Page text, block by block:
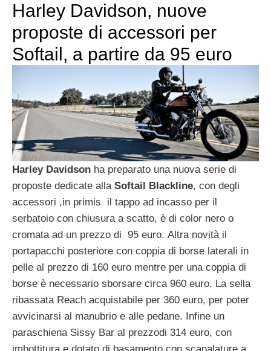
Harley Davidson, nuove
proposte di accessori per
Softail, a partire da 95 euro
Harley Davidson ha preparato una nuova serie di
proposte dedicate alla Softail Blackline, con degli
accessori ,in primis il tappo ad incasso per il
serbatoio con chiusura a scatto, è di color nero o
cromata ad un prezzo di 95 euro. Altra novità il
portapacchi posteriore con coppia di borse laterali in
pelle al prezzo di 160 euro mentre per una coppia di
borse è necessario sborsare circa 960 euro. La sella
ribassata Reach acquistabile per 360 euro, per poter
avvicinarsi al manubrio e alle pedane. Infine un
paraschiena Sissy Bar al prezzodi 314 euro, con